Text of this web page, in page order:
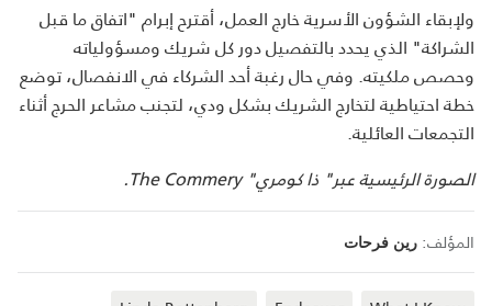
ولإبقاء الشؤون الأسرية خارج العمل، أقترح إبرام "اتفاق ما قبل
الشراكة" الذي يحدد بالتفصيل دور كل شريك ومسؤولياته
وحصص ملكيته. وفي حال رغبة أحد الشركاء في الانفصال، توضع
خطة احتياطية لتخارج الشريك بشكل ودي، لتجنب مشاعر الحرج أثناء
التجمعات العائلية.
الصورة الرئيسية عبر" ذا كومري" The Commery.
المؤلف: رين فرحات